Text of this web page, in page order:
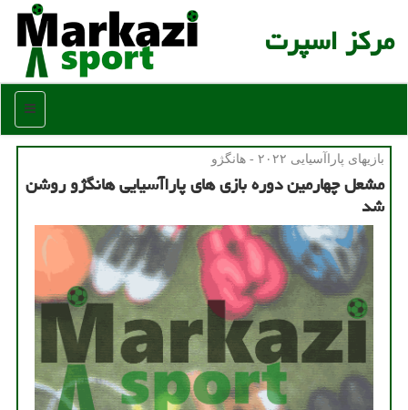
مركز اسپرت
منو
بازیهای پاراآسیایی ۲۰۲۲ - هانگژو
مشعل چهارمین دوره بازی های پاراآسیایی هانگژو روشن
شد